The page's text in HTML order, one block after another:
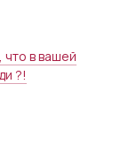
что в вашей
?!